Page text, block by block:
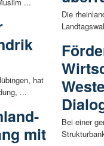
...
hat
...
mit
Die
Bei einer